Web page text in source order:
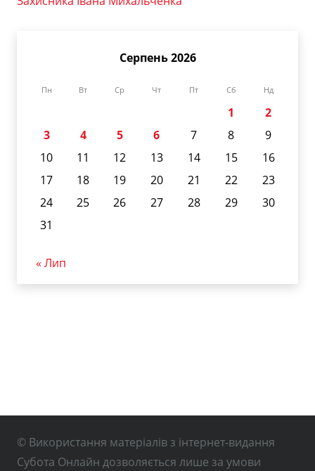
Серпень 2026
Пн Вт Ср Чт Пт Сб Нд
1
2
3
4 5 6 7 8
9
10
11 12 13 14 15
16
17
18 19 20 21 22
23
24
25 26 27 28 29
30
31
« Лип
© Використання матеріалів з інтернет-видання
Субота Онлайн дозволяється лише за умови